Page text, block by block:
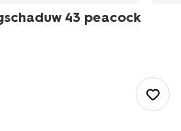
43 peacock